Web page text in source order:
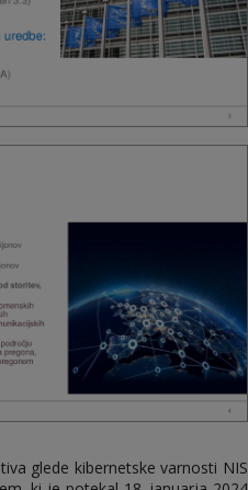
glede kibernetske varnosti NIS